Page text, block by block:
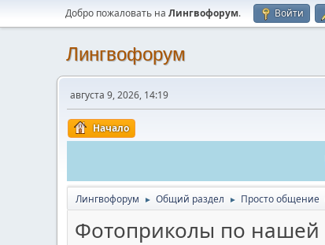
Добро пожаловать на Лингвофорум. Войти
Лингвофорум
августа 9, 2026, 14:19
Начало
Лингвофорум ► Общий раздел ► Просто общение
Фотоприколы по нашей